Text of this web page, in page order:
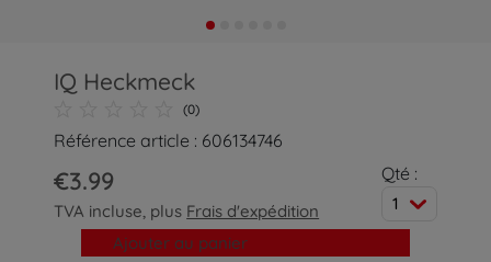
IQ Heckmeck
(0)
Référence article : 606134746
€3.99
TVA incluse, plus Frais d'expédition
Qté :
1
Ajouter au panier